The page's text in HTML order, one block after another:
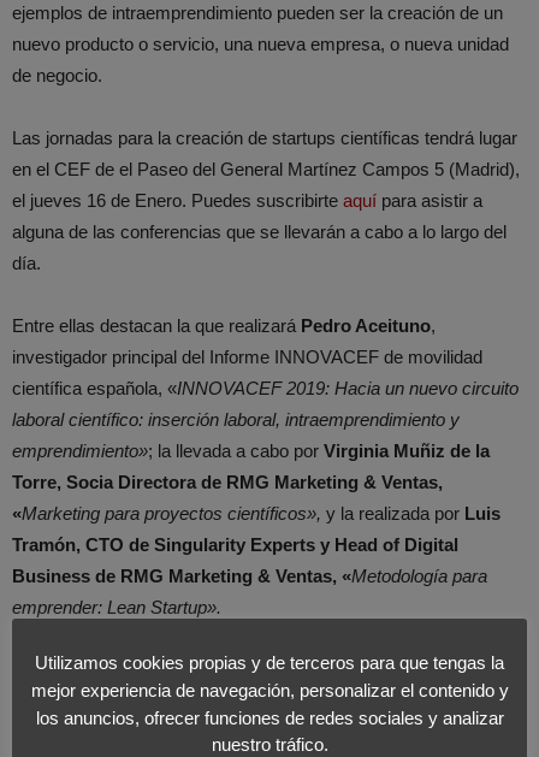
ejemplos de intraemprendimiento pueden ser la creación de un
nuevo producto o servicio, una nueva empresa, o nueva unidad
de negocio.
Las jornadas para la creación de startups científicas tendrá lugar
en el CEF de el Paseo del General Martínez Campos 5 (Madrid),
el jueves 16 de Enero. Puedes suscribirte aquí para asistir a
alguna de las conferencias que se llevarán a cabo a lo largo del
día.
Entre ellas destacan la que realizará Pedro Aceituno,
investigador principal del Informe INNOVACEF de movilidad
científica española, «INNOVACEF 2019: Hacia un nuevo circuito
laboral científico: inserción laboral, intraemprendimiento y
emprendimiento»; la llevada a cabo por Virginia Muñiz de la
Torre, Socia Directora de RMG Marketing & Ventas,
«Marketing para proyectos científicos», y la realizada por Luis
Tramón, CTO de Singularity Experts y Head of Digital
Business de RMG Marketing & Ventas, «Metodología para
emprender: Lean Startup».
A continuación puedes ver el itinerario:
Utilizamos cookies propias y de terceros para que tengas la
mejor experiencia de navegación, personalizar el contenido y
los anuncios, ofrecer funciones de redes sociales y analizar
nuestro tráfico.